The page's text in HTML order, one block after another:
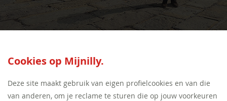
Cookies op Mijnilly.
Deze site maakt gebruik van eigen profielcookies en van die
van anderen, om je reclame te sturen die op jouw voorkeuren